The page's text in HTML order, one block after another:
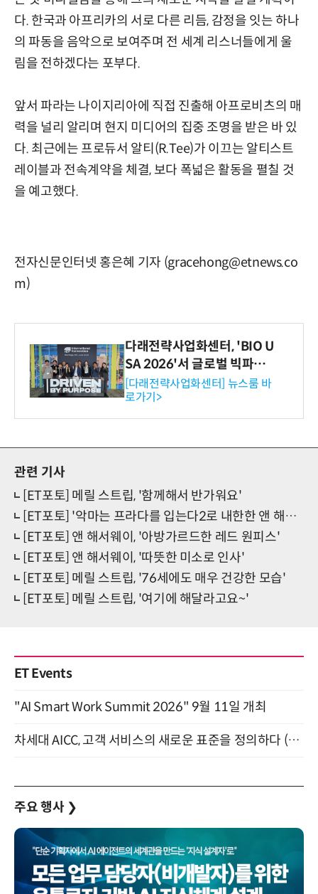
다. 한국과 아프리카의 서로 다른 리듬, 감정을 잇는 하나
의 파동을 음악으로 보여주며 전 세계 리스너들에게 울
림을 전하겠다는 포부다.
앞서 파라는 나이지리아에 직접 진출해 아프로비츠의 매
력을 널리 알리며 현지 미디어의 집중 조명을 받은 바 있
다. 최근에는 프로듀서 알티(R.Tee)가 이끄는 알티스트
레이블과 전속계약을 체결, 보다 폭넓은 활동을 펼칠 것
을 예고했다.
전자신문인터넷 홍은혜 기자 (gracehong@etnews.co
m)
다래전략사업화센터, 'BIO U
SA 2026'서 글로벌 빅파마
와의 비즈니스 미팅 지원…K
-바이오 해외 진출 교두보 확
보
[다래전략사업화센터] 뉴스룸 바
로가기>
관련 기사
[ET포토] 메릴 스트립, '함께해서 반가워요'
[ET포토] '악마는 프라다를 입는다2로 내한한 앤 해서웨이'
[ET포토] 앤 해서웨이, '아방가르드한 레드 원피스'
[ET포토] 앤 해서웨이, '따뜻한 미소로 인사'
[ET포토] 메릴 스트립, '76세에도 매우 건강한 모습'
[ET포토] 메릴 스트립, '여기에 해달라고요~'
ET Events
"AI Smart Work Summit 2026" 9월 11일 개최
차세대 AICC, 고객 서비스의 새로운 표준을 정의하다 (9/9)
주요 행사 ❯